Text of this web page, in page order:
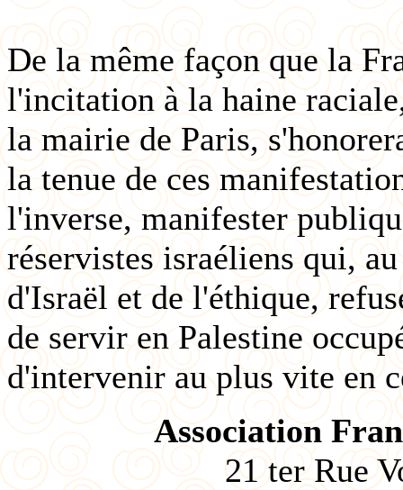
De la même façon que la
l'incitation à la haine
la mairie de Paris,
la tenue de ces
l'inverse, manifester
réservistes israéliens qui,
d'Israël et de l'éthique,
de servir en Palestine
d'intervenir au plus vite en
Association
21 ter Rue